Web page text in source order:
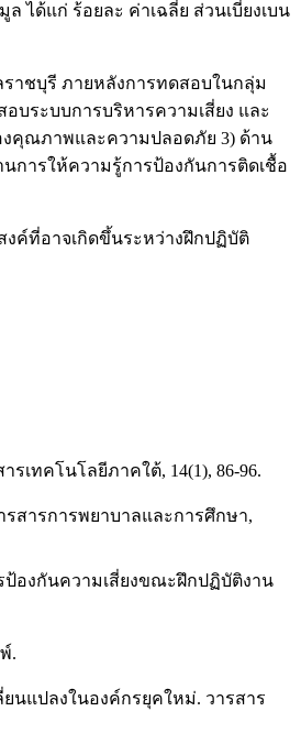
ได้แก่ ร้อยละ ค่าเฉลี่ย ส่วนเบี่ยงเบน
าชบุรี ภายหลังการทดสอบในกลุ่ม
บระบบการบริหารความเสี่ยง และ
งคุณภาพและความปลอดภัย 3) ด้าน
การให้ความรู้การป้องกันการติดเชื้อ
ค์ที่อาจเกิดขึ้นระหว่างฝึกปฏิบัติ
ทคโนโลยีภาคใต้, 14(1), 86-96.
สารการพยาบาลและการศึกษา,
องกันความเสี่ยงขณะฝึกปฏิบัติงาน
.
นแปลงในองค์กรยุคใหม่. วารสาร